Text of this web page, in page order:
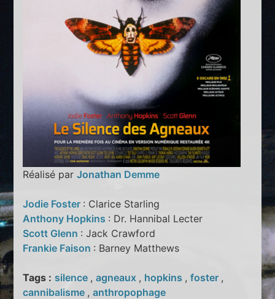
Réalisé parJonathan Demme
Jodie Foster : Clarice Starling
Anthony Hopkins : Dr. Hannibal Lecter
Scott Glenn : Jack Crawford
Frankie Faison : Barney Matthews
Tags : silence ,agneaux , hopkins ,foster ,
cannibalisme ,anthropophage